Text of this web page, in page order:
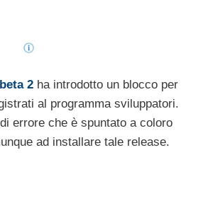
2 ha introdotto un blocco per
al programma sviluppatori.
errore che è spuntato a coloro
ad installare tale release.